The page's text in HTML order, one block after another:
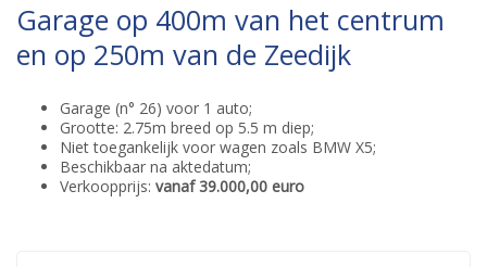
Garage op 400m van het centrum
en op 250m van de Zeedijk
Garage (n° 26) voor 1 auto;
Grootte: 2.75m breed op 5.5 m diep;
Niet toegankelijk voor wagen zoals BMW X5;
Beschikbaar na aktedatum;
Verkoopprijs: vanaf 39.000,00 euro